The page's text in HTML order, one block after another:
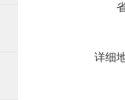
详细